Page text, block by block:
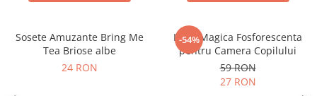
Sosete Amuzante Bring Me
Tea Briose albe
24 RON
-54%
Luna Magica Fosforescenta
pentru Camera Copilului
59 RON
27 RON